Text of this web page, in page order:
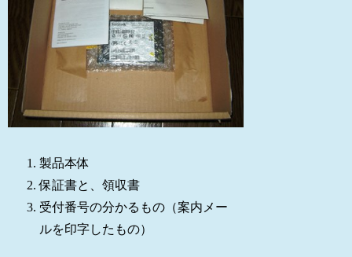
製品本体
保証書と、領収書
受付番号の分かるもの（案内メー
ルを印字したもの）